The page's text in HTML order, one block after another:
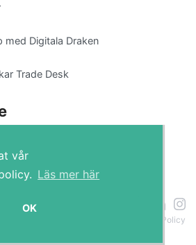
vår
Läs mer här
OK
med Digitala Draken
Trade Desk
Policy